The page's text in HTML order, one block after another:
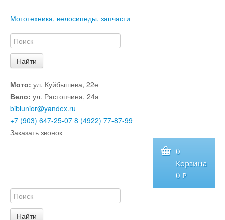
Мототехника, велосипеды, запчасти
Мото: ул. Куйбышева, 22е
Вело: ул. Растопчина, 24а
bibiunior@yandex.ru
+7 (903) 647-25-07 8 (4922) 77-87-99
Заказать звонок
0
Корзина
0 ₽